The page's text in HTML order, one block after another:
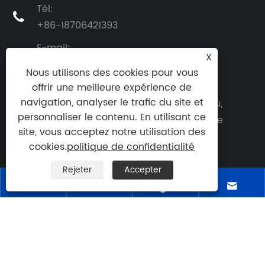

Tél:
+86-18706421393
E-mail:

Adresse: No. 88 Shandong Road, parc
industriel de Beiguan, ville de Jiaozhou,
Qingdao, province du Shandong, Chine

X
Nous utilisons des cookies pour vous
offrir une meilleure expérience de
navigation, analyser le trafic du site et
personnaliser le contenu. En utilisant ce
site, vous acceptez notre utilisation des
cookies.politique de confidentialité
Rejeter Accepter